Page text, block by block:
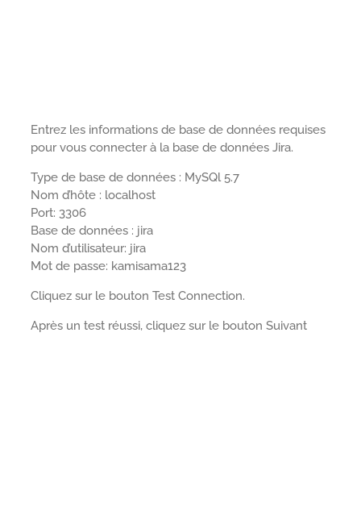
Entrez les informations de base de données requises
pour vous connecter à la base de données Jira.
Type de base de données : MySQl 5.7
Nom d’hôte : localhost
Port: 3306
Base de données : jira
Nom d’utilisateur: jira
Mot de passe: kamisama123
Cliquez sur le bouton Test Connection.
Après un test réussi, cliquez sur le bouton Suivant